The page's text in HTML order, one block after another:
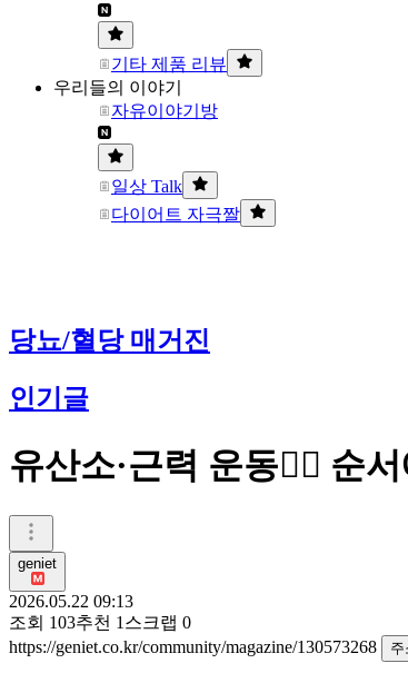
기타 제품 리뷰
우리들의 이야기
자유이야기방
일상 Talk
다이어트 자극짤
당뇨/혈당 매거진
인기글
유산소·근력 운동🏋🏻 순
geniet
2026.05.22 09:13
조회 103추천 1 스크랩 0
https://geniet.co.kr/community/magazine/130573268